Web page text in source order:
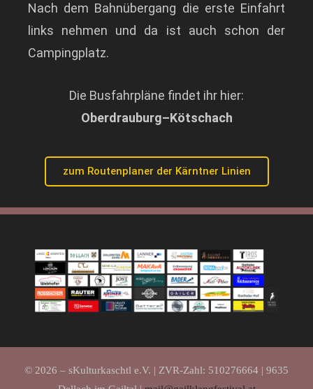
Nach dem Bahnübergang die erste Einfahrt
links nehmen und da ist auch schon der
Campingplatz.
Die Busfahrpläne findet ihr hier:
Oberdrauburg–Kötschach
zum Routenplaner der Kärntner Linien
© 2026 – sKulturkaschtl e.V. | ZVR-Zahl: 510276664 | 9635